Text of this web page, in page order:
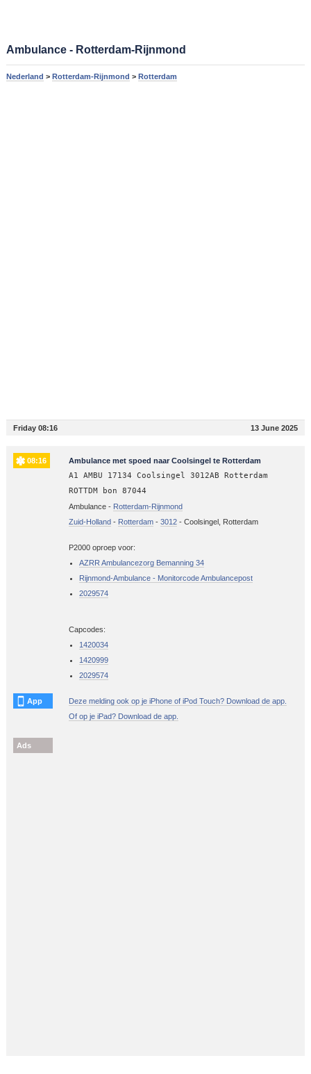
Ambulance - Rotterdam-Rijnmond
Nederland > Rotterdam-Rijnmond > Rotterdam
Friday 08:16 13 June 2025
08:16 Ambulance met spoed naar Coolsingel te Rotterdam
A1 AMBU 17134 Coolsingel 3012AB Rotterdam
ROTTDM bon 87044
Ambulance - Rotterdam-Rijnmond
Zuid-Holland- Rotterdam- 3012- Coolsingel, Rotterdam
P2000 oproep voor:
AZRR Ambulancezorg Bemanning 34
Rijnmond-Ambulance - Monitorcode Ambulancepost
2029574
Capcodes:
1420034
1420999
2029574
App
Deze melding ook op je iPhone of iPod Touch? Download de app.
Of op je iPad? Download de app.
Ads